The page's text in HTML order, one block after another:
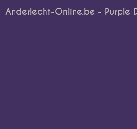
Anderlecht-Online.be - Purple